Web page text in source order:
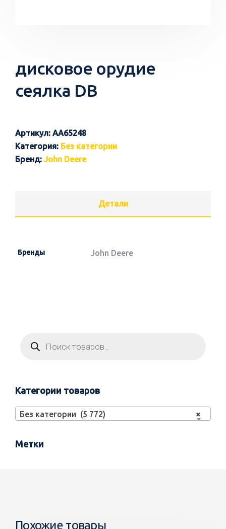
дисковое орудие
сеялка DB
Артикул: AA65248
Категория: Без категории
Бренд: John Deere
Детали
Бренды John Deere
Категории товаров
×
Без категории (5 772)
Метки
Похожие товары